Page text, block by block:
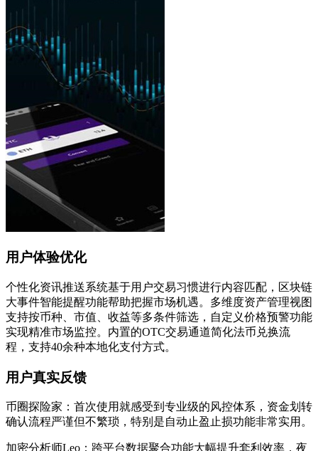
用户体验优化
个性化资讯推送系统基于用户交易习惯进行内容匹配，区块链
大事件智能提醒功能帮助把握市场机遇。多维度资产管理视图
支持按币种、市值、收益等多条件筛选，自定义价格预警功能
实现精准市场监控。内置的OTC交易通道简化法币兑换流
程，支持40余种本地化支付方式。
用户真实反馈
币圈探险家：首次使用就感受到专业级的风控体系，资金划转
确认流程严谨但不繁琐，特别是自动止盈止损功能非常实用。
加密分析师Leo：跨平台数据聚合功能大幅提升套利效率，夜